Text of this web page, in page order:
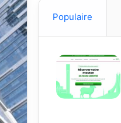
Populaire